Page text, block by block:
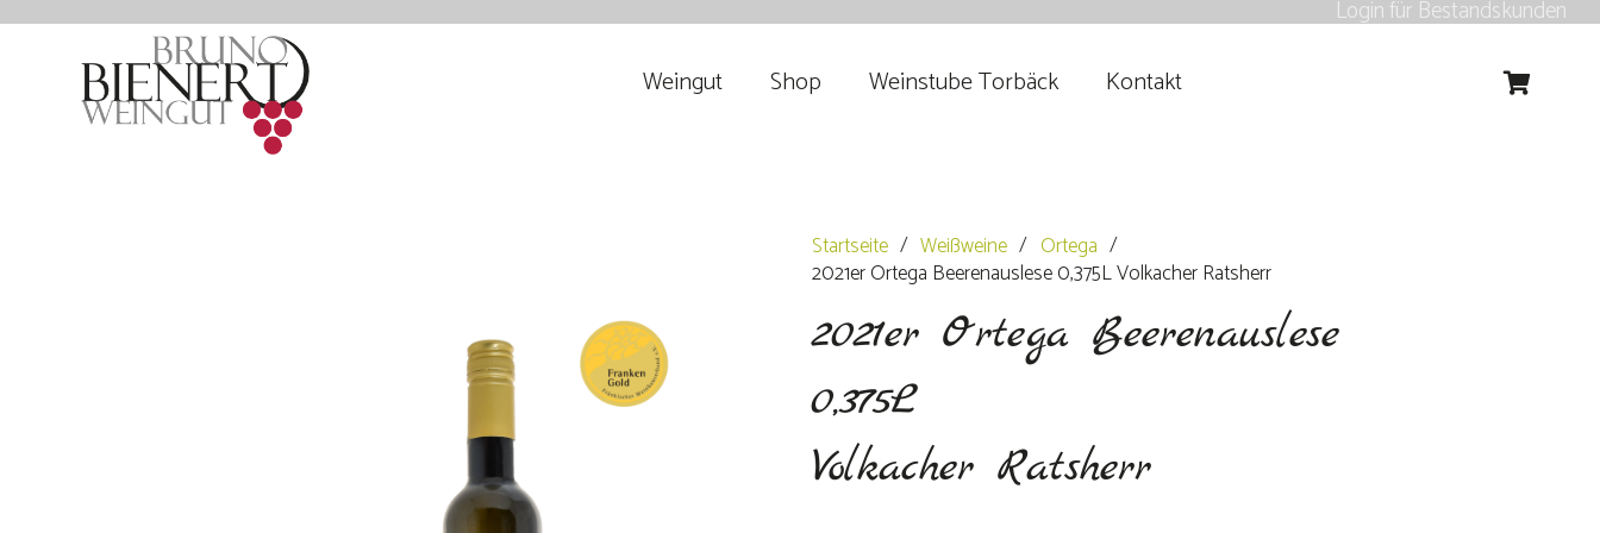
Login für Bestandskunden
Weingut Shop Weinstube Torbäck Kontakt
Startseite / Weißweine / Ortega /
2021er Ortega Beerenauslese 0,375L Volkacher Ratsherr
2021er Ortega Beerenauslese
0,375L
Volkacher Ratsherr